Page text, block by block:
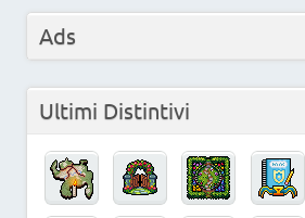
Ads
Ultimi Distintivi